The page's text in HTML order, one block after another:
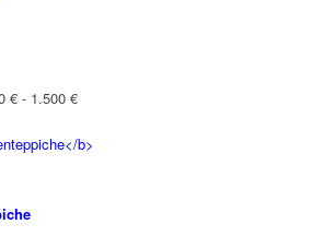
€ - 1.500 €